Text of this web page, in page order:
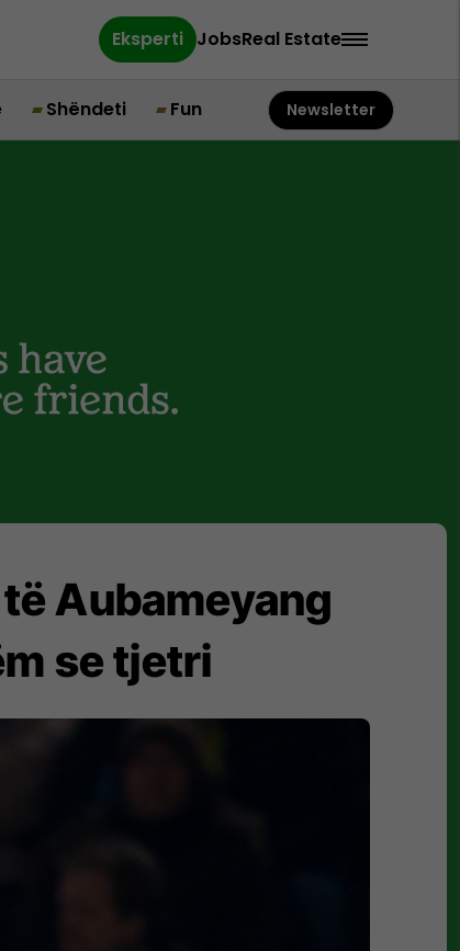
Eksperti JobsReal Estate
Shëndeti Fun Newsletter
Aubameyang
se tjetri